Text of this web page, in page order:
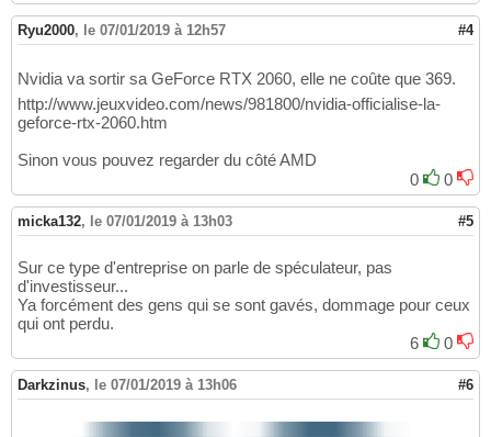
Ryu2000, le 07/01/2019 à 12h57 #4
Nvidia va sortir sa GeForce RTX 2060, elle ne coûte que 369.
http://www.jeuxvideo.com/news/981800/nvidia-officialise-la-
geforce-rtx-2060.htm
Sinon vous pouvez regarder du côté AMD
0
0
micka132, le 07/01/2019 à 13h03 #5
Sur ce type d'entreprise on parle de spéculateur, pas
d'investisseur...
Ya forcément des gens qui se sont gavés, dommage pour ceux
qui ont perdu.
6
0
Darkzinus, le 07/01/2019 à 13h06 #6